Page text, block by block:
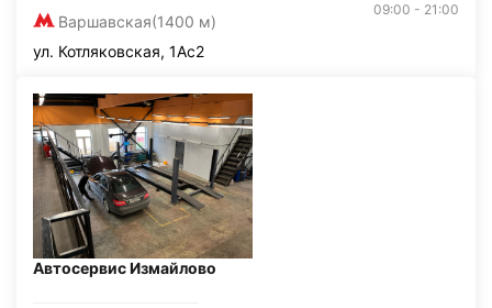
Варшавская(1400 м)
09:00 - 21:00
ул. Котляковская, 1Ас2
Автосервис Измайлово